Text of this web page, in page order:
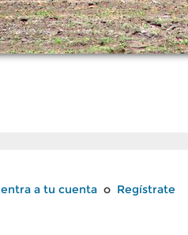
entra a tu cuenta o Regístrate